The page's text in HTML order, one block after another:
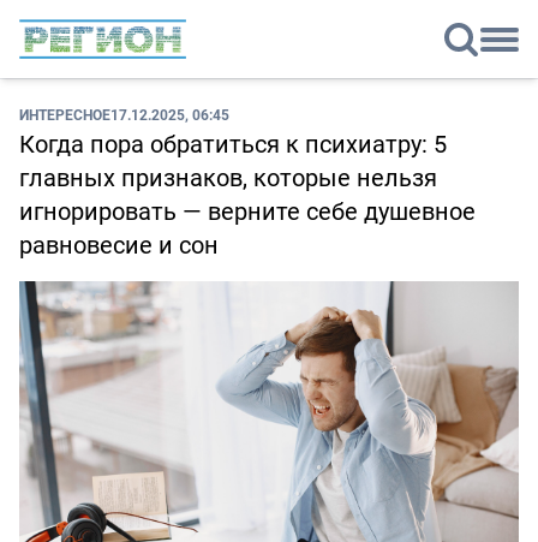
ИНТЕРЕСНОЕ17.12.2025, 06:45
Когда пора обратиться к психиатру: 5
главных признаков, которые нельзя
игнорировать — верните себе душевное
равновесие и сон